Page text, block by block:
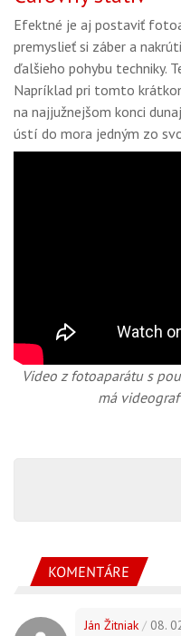
Efektné je aj postaviť
premyslieť si záber a
ďalšieho pohybu techniky.
Napríklad pri tomto
na najjužnejšom konci
ústí do mora jedným zo
Video z fotoaparátu s
má
KOMENTÁRE
Ján Žitniak / 08.